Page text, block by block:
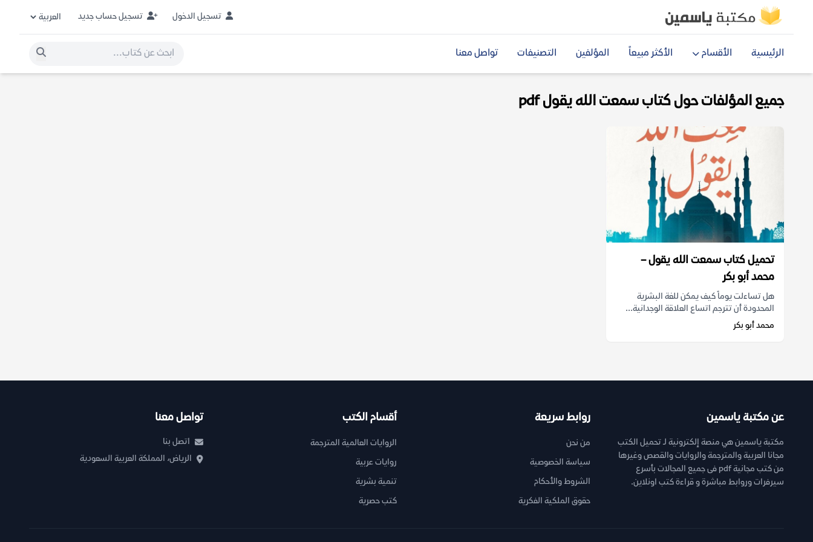
تسجيل الدخول تسجيل حساب جديد
الرئيسية الأقسام الأكثر مبيعاً المؤلفين التصنيفات تواصل معنا
جميع المؤلفات حول كتاب سمعت الله يقول pdf
تحميل كتاب سمعت الله يقول –
محمد أبو بكر
هل تساءلت يوماً كيف يمكن للغة البشرية
المحدودة أن تترجم اتساع العلاقة الوجدانية...
محمد أبو بكر
عن مكتبة ياسمين
مكتبة ياسمين هي منصة إلكترونية لـ تحميل الكتب
مجانا العربية والمترجمة والروايات والقصص وغيرها
من كتب مجانية pdf فى جميع المجالات بأسرع
سيرفرات وروابط مباشرة و قراءة كتب اونلاين.
روابط سريعة
من نحن
سياسة الخصوصية
الشروط والأحكام
حقوق الملكية الفكرية
أقسام الكتب
الروايات العالمية المترجمة
روايات عربية
تنمية بشرية
كتب حصرية
تواصل معنا
اتصل بنا
الرياض، المملكة العربية السعودية